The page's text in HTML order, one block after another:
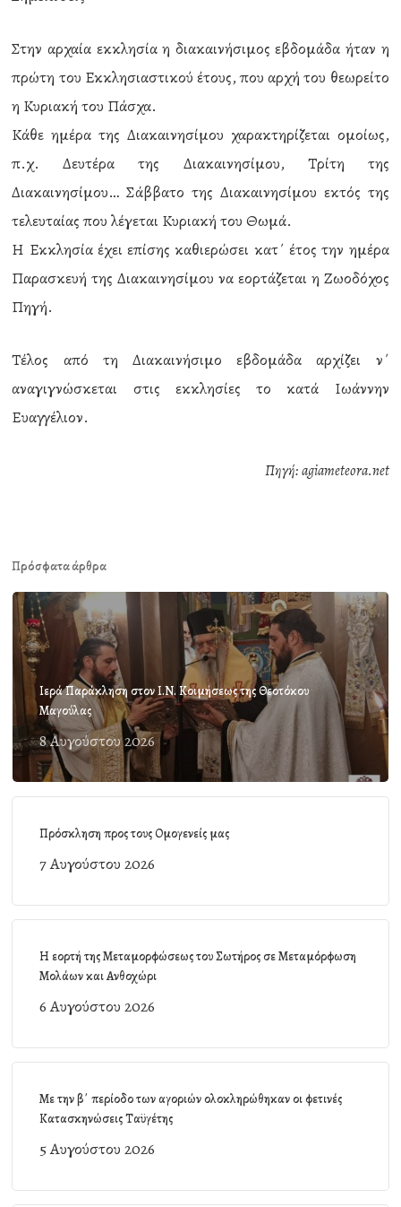
Στην αρχαία εκκλησία η διακαινήσιμος εβδομάδα ήταν η
πρώτη του Εκκλησιαστικού έτους, που αρχή του θεωρείτο
η Κυριακή του Πάσχα.
Κάθε ημέρα της Διακαινησίμου χαρακτηρίζεται ομοίως,
π.χ. Δευτέρα της Διακαινησίμου, Τρίτη της
Διακαινησίμου… Σάββατο της Διακαινησίμου εκτός της
τελευταίας που λέγεται Κυριακή του Θωμά.
Η Εκκλησία έχει επίσης καθιερώσει κατ΄ έτος την ημέρα
Παρασκευή της Διακαινησίμου να εορτάζεται η Ζωοδόχος
Πηγή.
Τέλος από τη Διακαινήσιμο εβδομάδα αρχίζει ν΄
αναγιγνώσκεται στις εκκλησίες το κατά Ιωάννην
Ευαγγέλιον.
Πηγή: agiameteora.net
Πρόσφατα άρθρα
Ιερά Παράκληση στον Ι.Ν. Κοιμήσεως της Θεοτόκου
Μαγούλας
8 Αυγούστου 2026
Πρόσκληση προς τους Ομογενείς μας
7 Αυγούστου 2026
Η εορτή της Μεταμορφώσεως του Σωτήρος σε Μεταμόρφωση
Μολάων και Ανθοχώρι
6 Αυγούστου 2026
Με την β΄ περίοδο των αγοριών ολοκληρώθηκαν οι φετινές
Κατασκηνώσεις Ταϋγέτης
5 Αυγούστου 2026